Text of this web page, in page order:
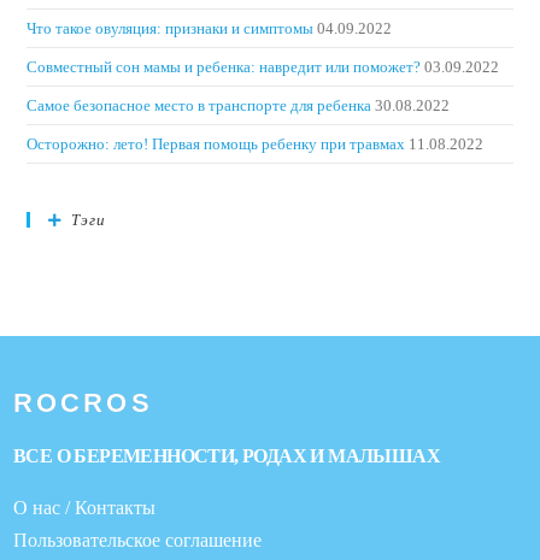
Что такое овуляция: признаки и симптомы 04.09.2022
Совместный сон мамы и ребенка: навредит или поможет? 03.09.2022
Самое безопасное место в транспорте для ребенка 30.08.2022
Осторожно: лето! Первая помощь ребенку при травмах 11.08.2022
Тэги
ROCROS
ВСЕ О БЕРЕМЕННОСТИ, РОДАХ И МАЛЫШАХ
О нас / Контакты
Пользовательское соглашение